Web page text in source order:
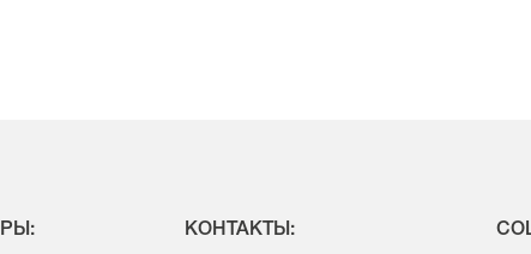
КОНТАКТЫ: